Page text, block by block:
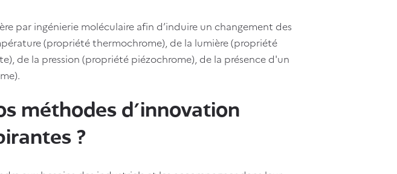
par ingénierie moléculaire afin d’induire un changement des
(propriété thermochrome), de la lumière (propriété
de la pression (propriété piézochrome), de la présence d'un
méthodes d’innovation
?